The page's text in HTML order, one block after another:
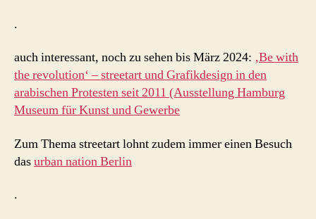
.
auch interessant, noch zu sehen bis März 2024: ‚Be with
the revolution‘ – streetart und Grafikdesign in den
arabischen Protesten seit 2011 (Ausstellung Hamburg
Museum für Kunst und Gewerbe
Zum Thema streetart lohnt zudem immer einen Besuch
dasurban nation Berlin
.